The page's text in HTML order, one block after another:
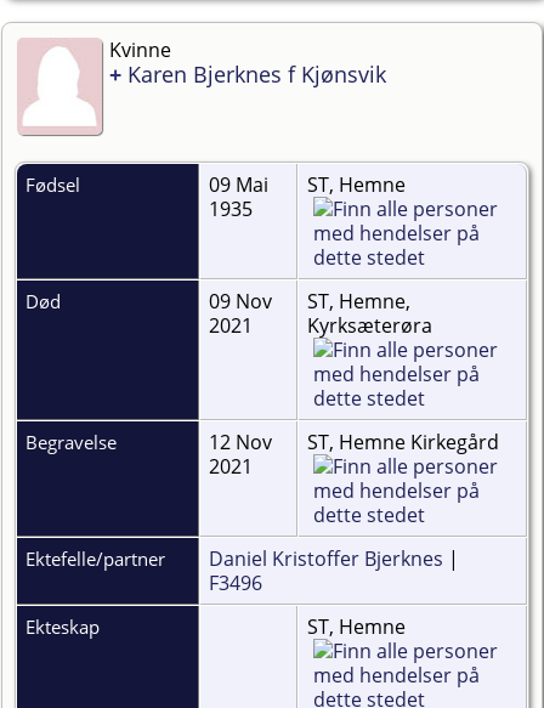
Kvinne
+ Karen Bjerknes f Kjønsvik
Fødsel
09 Mai
1935
ST, Hemne
Død
09 Nov
2021
ST, Hemne,
Kyrksæterøra
Begravelse
12 Nov
2021
ST, Hemne Kirkegård
Ektefelle/partner Daniel Kristoffer Bjerknes |
F3496
Ekteskap ST, Hemne